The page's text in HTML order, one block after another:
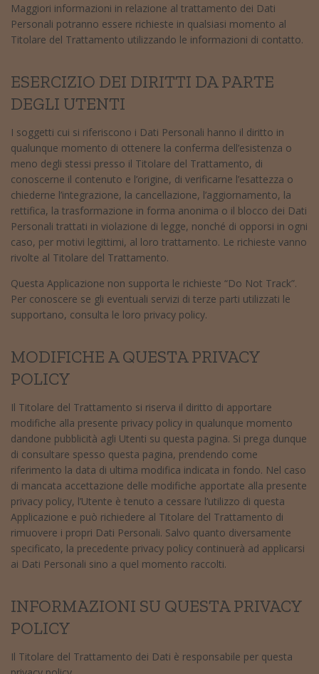
Maggiori informazioni in relazione al trattamento dei Dati
Personali potranno essere richieste in qualsiasi momento al
Titolare del Trattamento utilizzando le informazioni di contatto.
ESERCIZIO DEI DIRITTI DA PARTE
DEGLI UTENTI
I soggetti cui si riferiscono i Dati Personali hanno il diritto in
qualunque momento di ottenere la conferma dell’esistenza o
meno degli stessi presso il Titolare del Trattamento, di
conoscerne il contenuto e l’origine, di verificarne l’esattezza o
chiederne l’integrazione, la cancellazione, l’aggiornamento, la
rettifica, la trasformazione in forma anonima o il blocco dei Dati
Personali trattati in violazione di legge, nonché di opporsi in ogni
caso, per motivi legittimi, al loro trattamento. Le richieste vanno
rivolte al Titolare del Trattamento.
Questa Applicazione non supporta le richieste “Do Not Track”.
Per conoscere se gli eventuali servizi di terze parti utilizzati le
supportano, consulta le loro privacy policy.
MODIFICHE A QUESTA PRIVACY
POLICY
Il Titolare del Trattamento si riserva il diritto di apportare
modifiche alla presente privacy policy in qualunque momento
dandone pubblicità agli Utenti su questa pagina. Si prega dunque
di consultare spesso questa pagina, prendendo come
riferimento la data di ultima modifica indicata in fondo. Nel caso
di mancata accettazione delle modifiche apportate alla presente
privacy policy, l’Utente è tenuto a cessare l’utilizzo di questa
Applicazione e può richiedere al Titolare del Trattamento di
rimuovere i propri Dati Personali. Salvo quanto diversamente
specificato, la precedente privacy policy continuerà ad applicarsi
ai Dati Personali sino a quel momento raccolti.
INFORMAZIONI SU QUESTA PRIVACY
POLICY
Il Titolare del Trattamento dei Dati è responsabile per questa